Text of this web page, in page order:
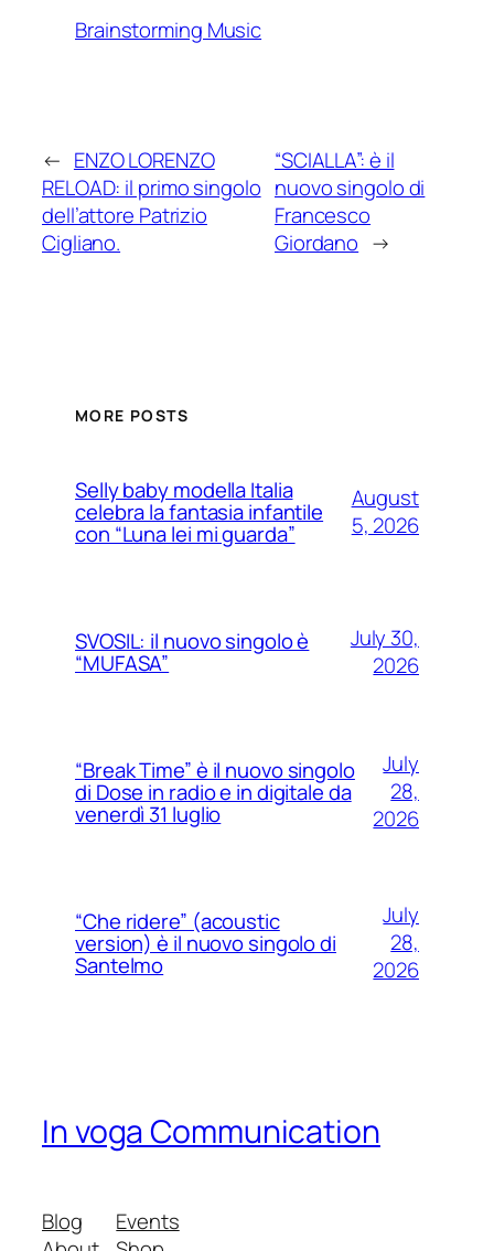
Brainstorming Music
← ENZO LORENZO
RELOAD: il primo singolo
dell’attore Patrizio
Cigliano.
“SCIALLA”: è il
nuovo singolo di
Francesco
Giordano →
MORE POSTS
Selly baby modella Italia
celebra la fantasia infantile
con “Luna lei mi guarda”
August
5, 2026
SVOSIL: il nuovo singolo è
“MUFASA”
July 30,
2026
“Break Time” è il nuovo singolo
di Dose in radio e in digitale da
venerdì 31 luglio
July
28,
2026
“Che ridere” (acoustic
version) è il nuovo singolo di
Santelmo
July
28,
2026
In voga Communication
Blog
Events